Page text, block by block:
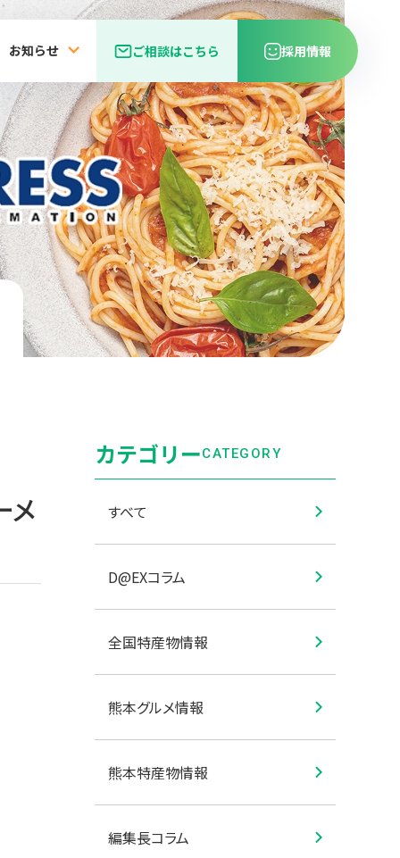
お知らせ ご相談はこちら 採用情報
メ
カテゴリーCATEGORY
すべて
D@EXコラム
全国特産物情報
熊本グルメ情報
熊本特産物情報
編集長コラム